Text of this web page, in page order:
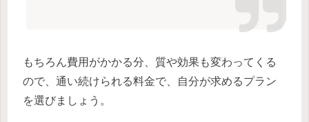
もちろん費用がかかる分、質や効果も変わってくる
ので、通い続けられる料金で、自分が求めるプラン
を選びましょう。